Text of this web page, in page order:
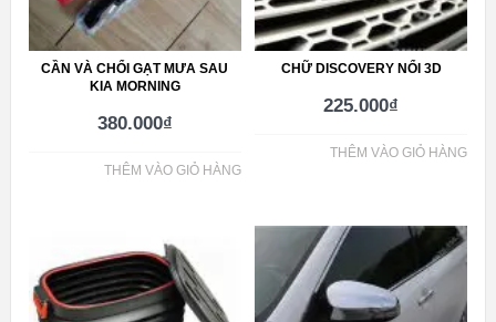
CẦN VÀ CHỔI GẠT MƯA SAU
KIA MORNING
380.000₫
THÊM VÀO GIỎ HÀNG
CHỮ DISCOVERY NỔI 3D
225.000₫
THÊM VÀO GIỎ HÀNG